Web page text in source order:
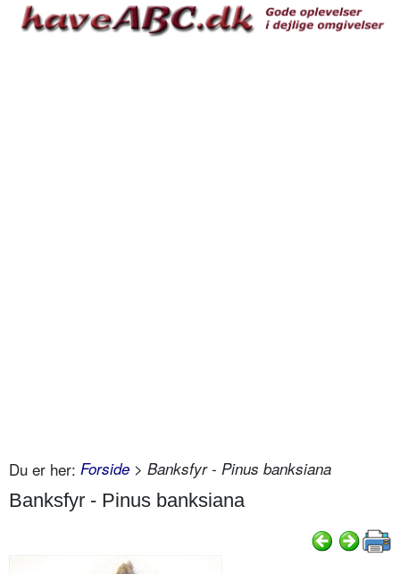
Du er her: Forside > Banksfyr - Pinus banksiana
Banksfyr - Pinus banksiana